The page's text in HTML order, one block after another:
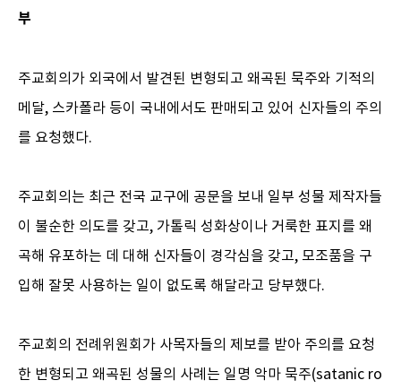
부
주교회의가 외국에서 발견된 변형되고 왜곡된 묵주와 기적의
메달, 스카폴라 등이 국내에서도 판매되고 있어 신자들의 주의
를 요청했다.
주교회의는 최근 전국 교구에 공문을 보내 일부 성물 제작자들
이 불순한 의도를 갖고, 가톨릭 성화상이나 거룩한 표지를 왜
곡해 유포하는 데 대해 신자들이 경각심을 갖고, 모조품을 구
입해 잘못 사용하는 일이 없도록 해달라고 당부했다.
주교회의 전례위원회가 사목자들의 제보를 받아 주의를 요청
한 변형되고 왜곡된 성물의 사례는 일명 악마 묵주(satanic ro